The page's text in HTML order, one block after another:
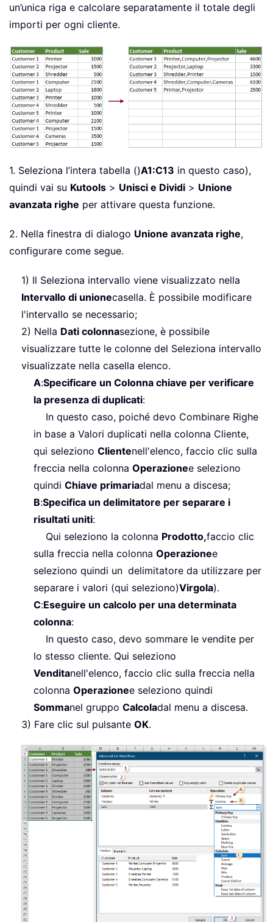
un’unica riga e calcolare separatamente il totale degli
importi per ogni cliente.
1. Seleziona l’intera tabella ()A1:C13 in questo caso),
quindi vai su Kutools > Unisci e Dividi > Unione
avanzata righe per attivare questa funzione.
2. Nella finestra di dialogo Unione avanzata righe,
configurare come segue.
1) Il Seleziona intervallo viene visualizzato nella
Intervallo di unionecasella. È possibile modificare
l'intervallo se necessario;
2) Nella Dati colonnasezione, è possibile
visualizzare tutte le colonne del Seleziona intervallo
visualizzate nella casella elenco.
A:Specificare un Colonna chiave per verificare
la presenza di duplicati:
In questo caso, poiché devo Combinare Righe
in base a Valori duplicati nella colonna Cliente,
qui seleziono Clientenell'elenco, faccio clic sulla
freccia nella colonna Operazionee seleziono
quindi Chiave primariadal menu a discesa;
B:Specifica un delimitatore per separare i
risultati uniti:
Qui seleziono la colonna Prodotto,faccio clic
sulla freccia nella colonna Operazionee
seleziono quindi un delimitatore da utilizzare per
separare i valori (qui seleziono)Virgola).
C:Eseguire un calcolo per una determinata
colonna:
In questo caso, devo sommare le vendite per
lo stesso cliente. Qui seleziono
Venditanell'elenco, faccio clic sulla freccia nella
colonna Operazionee seleziono quindi
Sommanel gruppo Calcoladal menu a discesa.
3) Fare clic sul pulsante OK.